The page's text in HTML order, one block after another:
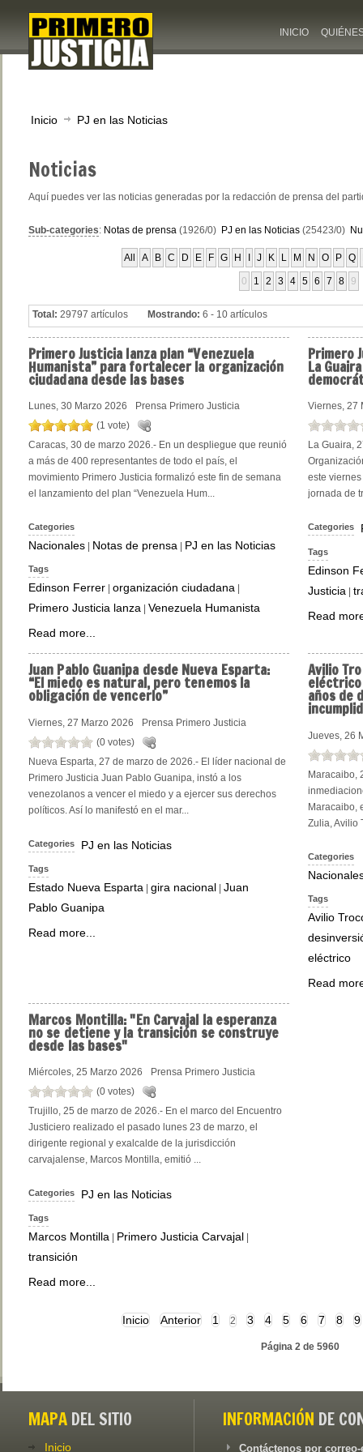
INICIO
Inicio PJ en las Noticias
Noticias
Aquí puedes ver las noticias generadas por la redacción de prensa del
Sub-categories: Notas de prensa (1926/0) PJ en las Noticias (25423/0)
All A B C D E F G H J K L M N O P Q
0 1 2 3 4 5 6 7 8 9
Total: 29797 artículos Mostrando: 6 - 10 artículos
PrimeroJusticia lanza plan “Venezuela
Humanista” para fortalecer la organización
ciudadana desde las bases
Lunes, 30 Marzo 2026
Prensa Primero Justicia
(1 vote)
Caracas, 30 de marzo 2026.- En un despliegue que reunió
a más de 400 representantes de todo el país, el
movimiento Primero Justicia formalizó este fin de semana
el lanzamiento del plan “Venezuela Hum...
Categories
Nacionales Notas de prensa PJ en las Noticias
Tags
Edinson Ferrer organización ciudadana
Primero Justicia lanza Venezuela Humanista
Read more...
Primero
La
Viernes, 27
La Guaira,
este
jornada de
Categories
Tags
Edinson
Justicia|
Read
Juan Pablo Guanipa desde Nueva Esparta:
“El miedo es natural, pero tenemos la
obligación de vencerlo”
Viernes, 27 Marzo 2026
Prensa Primero Justicia
(0 votes)
Nueva Esparta, 27 de marzo de 2026.- El líder nacional de
Primero Justicia Juan Pablo Guanipa, instó a los
venezolanos a vencer el miedo y a ejercer sus derechos
políticos. Así lo manifestó en el mar...
Categories PJ en las Noticias
Tags
Estado Nueva Esparta | gira nacional | Juan
Pablo Guanipa
Read more...
Avilio
años de
Jueves, 26
Maracaibo,
Maracaibo,
Zulia, Avilio
Categories
Tags
Avilio
eléctrico
Read
Marcos Montilla: "En Carvajal la esperanza
no se detiene y la transición se construye
desde las bases"
Miércoles, 25 Marzo 2026
Prensa Primero Justicia
(0 votes)
Trujillo, 25 de marzo de 2026.- En el marco del Encuentro
Justiciero realizado el pasado lunes 23 de marzo, el
dirigente regional y exalcalde de la jurisdicción
carvajalense, Marcos Montilla, emitió ...
Categories PJ en las Noticias
Tags
Marcos Montilla Primero Justicia Carvajal
transición
Read more...
Inicio Anterior 1 2 3 4 5 6 7 8 9
Página 2 de 5960
MAPA DEL SITIO
Inicio
INFORMACIÓN DE
Contáctenos por